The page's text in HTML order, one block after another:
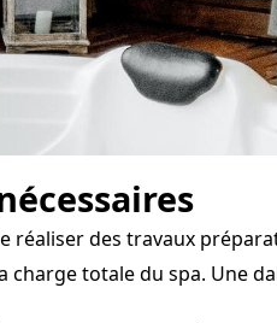
réaliser des travaux
charge totale du spa. Une